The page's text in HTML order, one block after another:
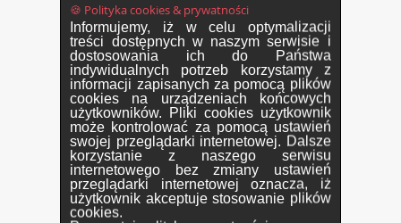
🍪 Polityka cookies & prywatności
Informujemy, iż w celu optymalizacji
treści dostępnych w naszym serwisie i
dostosowania ich do Państwa
indywidualnych potrzeb korzystamy z
informacji zapisanych za pomocą plików
cookies na urządzeniach końcowych
użytkowników. Pliki cookies użytkownik
może kontrolować za pomocą ustawień
swojej przeglądarki internetowej. Dalsze
korzystanie z naszego serwisu
internetowego bez zmiany ustawień
przeglądarki internetowej oznacza, iż
użytkownik akceptuje stosowanie plików
cookies.